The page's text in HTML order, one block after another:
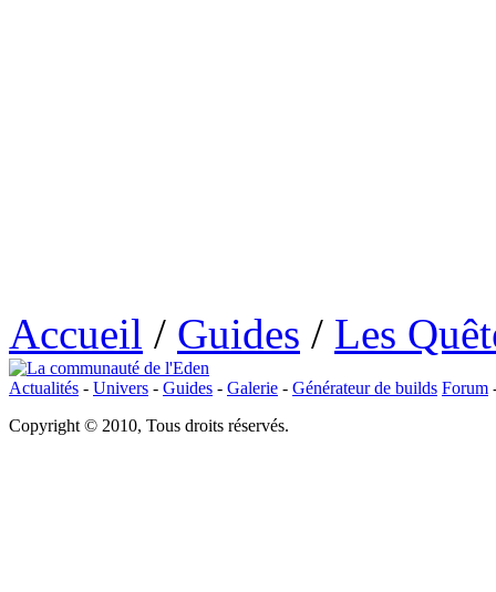
Accueil / Guides / Les
Actualités - Univers - Guides - Galerie - Générateur de builds Forum
Copyright © 2010, Tous droits réservés.